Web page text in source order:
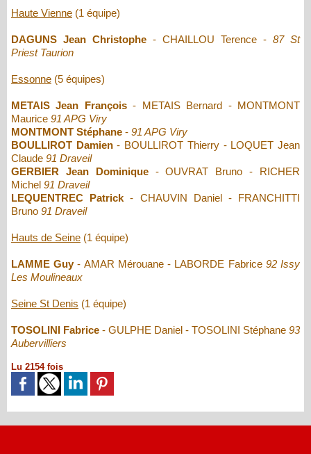
Haute Vienne (1 équipe)
DAGUNS Jean Christophe - CHAILLOU Terence - 87 St
Priest Taurion
Essonne (5 équipes)
METAIS Jean François- METAIS Bernard - MONTMONT
Maurice 91 APG Viry
MONTMONT Stéphane - 91 APG Viry
BOULLIROT Damien- BOULLIROT Thierry - LOQUET Jean
Claude 91 Draveil
GERBIER Jean Dominique- OUVRAT Bruno - RICHER
Michel 91 Draveil
LEQUENTREC Patrick - CHAUVIN Daniel - FRANCHITTI
Bruno 91 Draveil
Hauts de Seine (1 équipe)
LAMME Guy- AMAR Mérouane - LABORDE Fabrice 92 Issy
Les Moulineaux
Seine St Denis (1 équipe)
TOSOLINI Fabrice - GULPHE Daniel - TOSOLINI Stéphane 93
Aubervilliers
Lu 2154 fois